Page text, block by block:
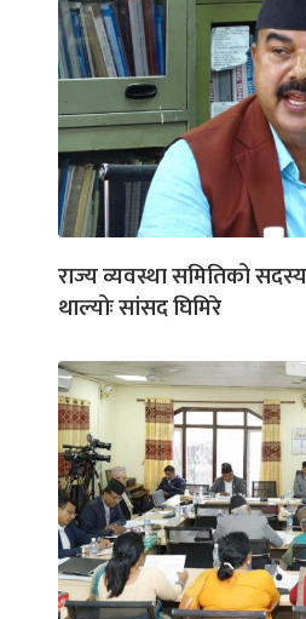
राज्य व्यवस्था समितिको
थाल्योः सांसद घिमिरे